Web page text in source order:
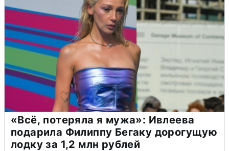
«Всё, потеряла я мужа»: Ивлеева
подарила Филиппу Бегаку дорогущую
лодку за 1,2 млн рублей